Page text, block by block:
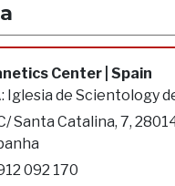
Center | Spain
Iglesia de Scientology
Santa Catalina, 7,
092 170